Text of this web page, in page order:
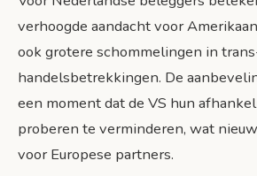
verhoogde aandacht voor
ook grotere schommelingen in
handelsbetrekkingen. De
een moment dat de VS hun
proberen te verminderen, wat
voor Europese partners.